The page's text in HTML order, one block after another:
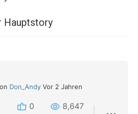
Hauptstory
Don_Andy Vor 2 Jahren
0 8,647